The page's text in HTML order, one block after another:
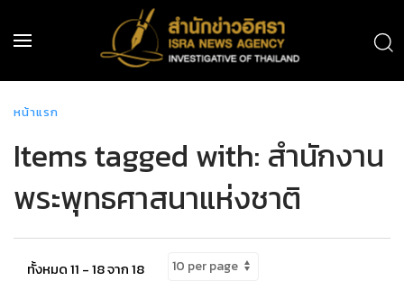
หน้าแรก
Items tagged with: สำนักงาน
พระพุทธศาสนาแห่งชาติ
ทั้งหมด 11 - 18 จาก 18